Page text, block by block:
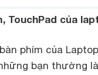
TouchPad của
phím của
bạn thường